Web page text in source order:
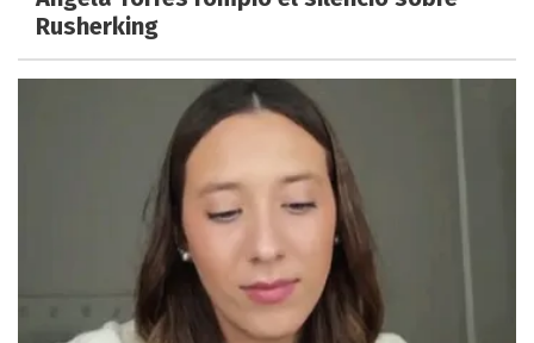
Rusherking